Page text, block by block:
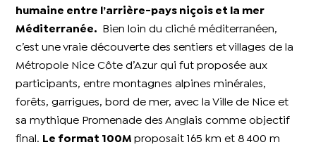
humaine entre l’arrière-pays niçois et la mer
Méditerranée.
Bien loin du cliché méditerranéen,
c’est une vraie découverte des sentiers et villages de la
Métropole Nice Côte d’Azur qui fut proposée aux
participants, entre montagnes alpines minérales,
forêts, garrigues, bord de mer, avec la Ville de Nice et
sa mythique Promenade des Anglais comme objectif
final.
Le format 100Mproposait 165 km et 8 400 m